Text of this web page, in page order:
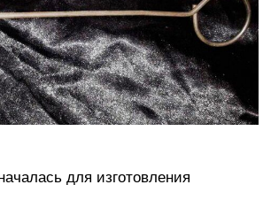
для изготовления